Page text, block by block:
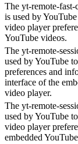
The yt-remote-
is used by
video player
YouTube videos.
The yt-remote-
used by YouTube
preferences and
interface of the
video player.
The yt-remote-
used by YouTube
video player
embedded